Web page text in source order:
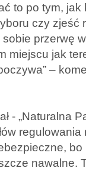
to po tym,
czy zjeść
sobie przerwę
miejscu jak
–
- „Naturalna
nawalne.